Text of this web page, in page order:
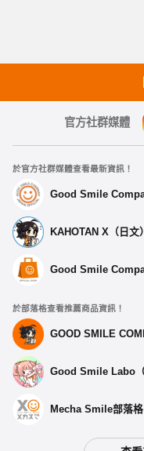
官方社群媒體
於官方社群媒體查看最新資訊！
Good Smile
KAHOTAN X（日文）
Good Smile
於部落格查看推薦商品資訊！
GOOD SMILE
Good Smile Labo（
Mecha Smile部落格